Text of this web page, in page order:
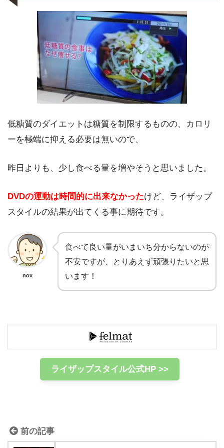
低糖質のダイエットは糖質を制限するものの、カロリ
ーを極端に抑える必要は無いので、
昨日よりも、少し食べる量を増やそうと思いました。
DVDの運動は時間的に出来なかったけど、ライザップ
スタイルの結果が出てくる事に期待です。
nox
食べて良い量がいまいち分からないのが
不安ですが、とりあえず頑張りたいと思
います！
ライザップスタイル公式HP >>
前の記事